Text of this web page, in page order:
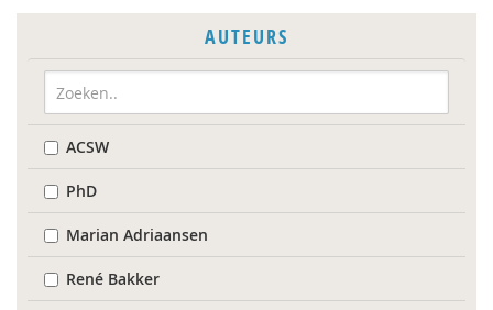
AUTEURS
ACSW
PhD
Marian Adriaansen
René Bakker